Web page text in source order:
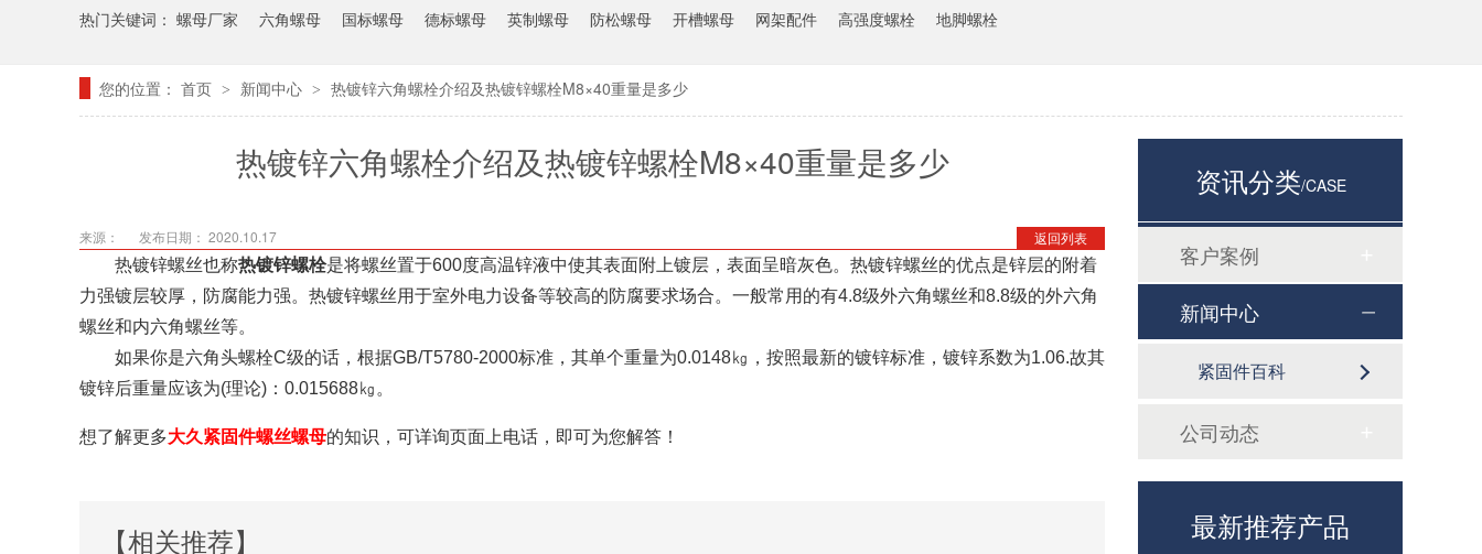
热门关键词： 螺母厂家 六角螺母 国标螺母 德标螺母 英制螺母 防松螺母 开槽螺母 网架配件 高强度螺栓 地脚螺栓
您的位置： 首页 > 新闻中心 > 热镀锌六角螺栓介绍及热镀锌螺栓M8×40重量是多少
热镀锌六角螺栓介绍及热镀锌螺栓M8×40重量是多少
返回列表
来源：
发布日期： 2020.10.17
热镀锌螺丝也称热镀锌螺栓是将螺丝置于600度高温锌液中使其表面附上镀层，表面呈暗灰色。热镀锌螺丝的优点是锌层的附着
力强镀层较厚，防腐能力强。热镀锌螺丝用于室外电力设备等较高的防腐要求场合。一般常用的有4.8级外六角螺丝和8.8级的外六角
螺丝和内六角螺丝等。
如果你是六角头螺栓C级的话，根据GB/T5780-2000标准，其单个重量为0.0148㎏，按照最新的镀锌标准，镀锌系数为1.06.故其
镀锌后重量应该为(理论)：0.015688㎏。
想了解更多大久紧固件螺丝螺母的知识，可详询页面上电话，即可为您解答！
【相关推荐】
资讯分类/CASE
客户案例
新闻中心
紧固件百科
公司动态
最新推荐产品